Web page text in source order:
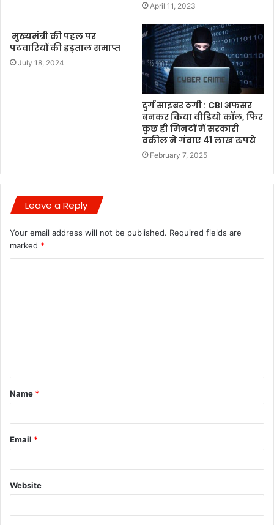
April 11, 2023
मुख्यमंत्री की पहल पर
पटवारियों की हड़ताल समाप्त
July 18, 2024
दुर्ग साइबर ठगी : CBI अफसर
बनकर किया वीडियो कॉल, फिर
कुछ ही मिनटों में सरकारी
वकील ने गंवाए 41 लाख रुपये
February 7, 2025
Leave a Reply
Your email address will not be published. Required fields are
marked *
t
*
Name *
Email *
Website